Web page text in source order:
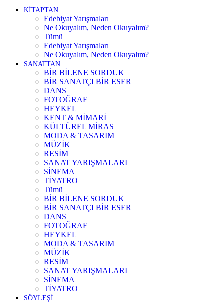
KİTAPTAN
Edebiyat Yarışmaları
Ne Okuyalım, Neden Okuyalım?
Tümü
Edebiyat Yarışmaları
Ne Okuyalım, Neden Okuyalım?
SANATTAN
BİR BİLENE SORDUK
BİR SANATÇI BİR ESER
DANS
FOTOĞRAF
HEYKEL
KENT & MİMARİ
KÜLTÜREL MİRAS
MODA & TASARIM
MÜZİK
RESİM
SANAT YARIŞMALARI
SİNEMA
TİYATRO
Tümü
BİR BİLENE SORDUK
BİR SANATÇI BİR ESER
DANS
FOTOĞRAF
HEYKEL
MODA & TASARIM
MÜZİK
RESİM
SANAT YARIŞMALARI
SİNEMA
TİYATRO
SÖYLEŞİ